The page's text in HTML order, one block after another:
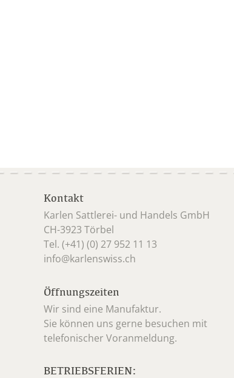
Kontakt
Karlen Sattlerei- und Handels GmbH
CH-3923 Törbel
Tel. (+41) (0) 27 952 11 13
info@karlenswiss.ch
Öffnungszeiten
Wir sind eine Manufaktur.
Sie können uns gerne besuchen mit
telefonischer Voranmeldung.
BETRIEBSFERIEN: